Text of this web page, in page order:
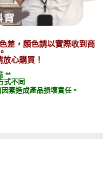
差，顏色請以實際收到商
心購買！
**
式不同
素造成產品損壞責任。